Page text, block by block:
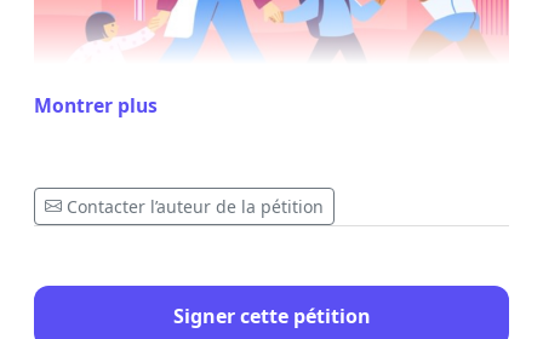
Montrer plus
Contacter l’auteur de la pétition
Signer cette pétition